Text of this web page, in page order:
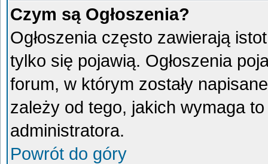
Czym są Ogłoszenia?
Ogłoszenia często zawierają
tylko się pojawią. Ogłoszenia
forum, w którym zostały
zależy od tego, jakich wymaga
administratora.
Powrót do góry